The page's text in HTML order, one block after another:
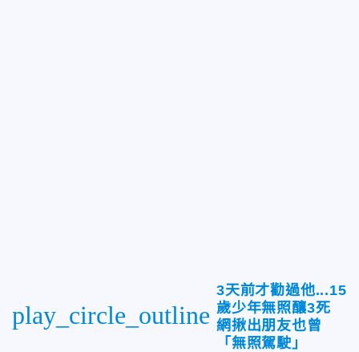
play_circle_outline
3天前才勸過他...15
歲少年無照釀3死
網揪出朋友也曾
「無照駕駛」